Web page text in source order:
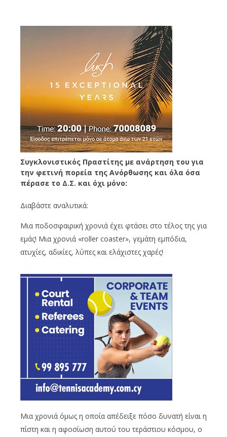
Συγκλονιστικός Πραστίτης με ανάρτηση του για
την φετινή πορεία της Ανόρθωσης και όλα όσα
πέρασε το Δ.Σ. και όχι μόνο:
Διαβάστε αναλυτικά:
Μια ποδοσφαιρική χρονιά έχει φτάσει στο τέλος της για
εμάς! Μια χρονιά «roller coaster», γεμάτη εμπόδια,
ατυχίες, αδικίες, λύπες και ελάχιστες χαρές!
Μια χρονιά όμως η οποία απέδειξε πόσο δυνατή είναι η
πίστη και η αφοσίωση αυτού του τεράστιου κόσμου, ο